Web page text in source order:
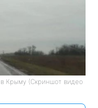
Крыму (Скриншот видео